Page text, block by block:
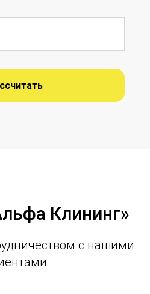
Клининг»
с нашими